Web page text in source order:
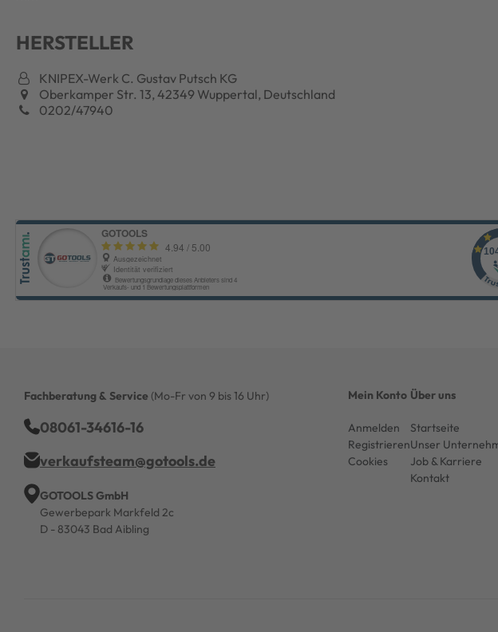
HERSTELLER
KNIPEX-Werk C. Gustav Putsch KG
Oberkamper Str. 13, 42349 Wuppertal, Deutschland
0202/47940
Fachberatung & Service (Mo-Fr von 9 bis 16 Uhr)
08061-34616-16
verkaufsteam@gotools.de
GOTOOLS GmbH
Gewerbepark Markfeld 2c
D - 83043 Bad Aibling
Mein Konto
Anmelden
Registrieren
Cookies
Über uns
Startseite
Unser
Job & Karriere
Kontakt